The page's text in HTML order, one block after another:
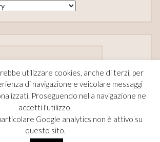
utilizzare cookies, anche di terzi, per
di navigazione e veicolare messaggi
Proseguendo nella navigazione ne
accetti l'utilizzo.
Google analytics non è attivo su
questo sito.